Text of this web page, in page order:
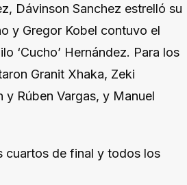
Dávinson Sanchez estrelló su
y Gregor Kobel contuvo el
‘Cucho’ Hernández. Para los
Granit Xhaka, Zeki
y Rúben Vargas, y Manuel
cuartos de final y todos los